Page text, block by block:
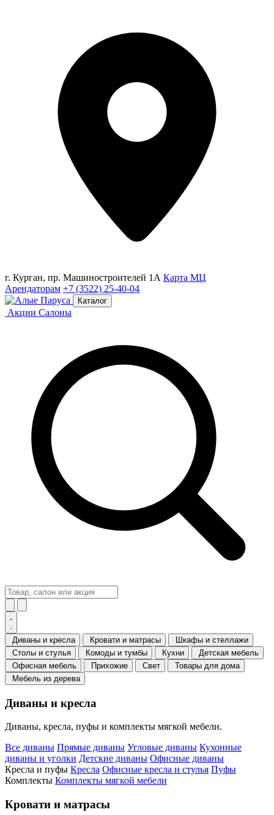
г. Курган, пр. Машиностроителей 1А Карта МЦ
Арендаторам +7 (3522) 25-40-04
Каталог
Акции Салоны
Диваны и кресла Кровати и матрасы
Шкафы и стеллажи
Столы и стулья
Комоды и тумбы Кухни
Детская мебель
Офисная мебель
Прихожие Свет
Товары для дома
Мебель из дерева
Диваны и кресла
Диваны, кресла, пуфы и комплекты мягкой мебели.
Все диваны Прямые диваны Угловые диваны Кухонные
диваны и уголки Детские диваны Офисные диваны
Кресла и пуфы Кресла Офисные кресла и стулья Пуфы
Комплекты Комплекты мягкой мебели
Кровати и матрасы